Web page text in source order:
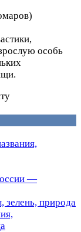
особь
—